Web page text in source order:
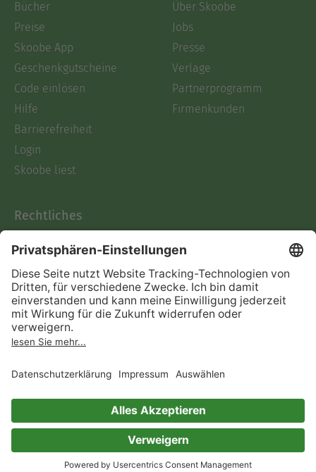
Bücher
Preise
Skoobe App
Geschenkgutscheine
Code einlösen
Hilfe
Barrierefreiheit
Login
Skoobe liest
Über Skoobe
Jobs
Presse
Verlage
Partnerprogramm
Firmenkunden
Rechtliches
AGB
Informationen nach Data
Act
Verträge hier kündigen
Impressum
Immer ein gutes Buch